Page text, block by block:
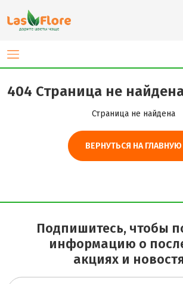
404 Страница не
Страница не найдена
ВЕРНУТЬСЯ НА ГЛАВНУЮ
Подпишитесь, чтобы
информацию о
акциях и